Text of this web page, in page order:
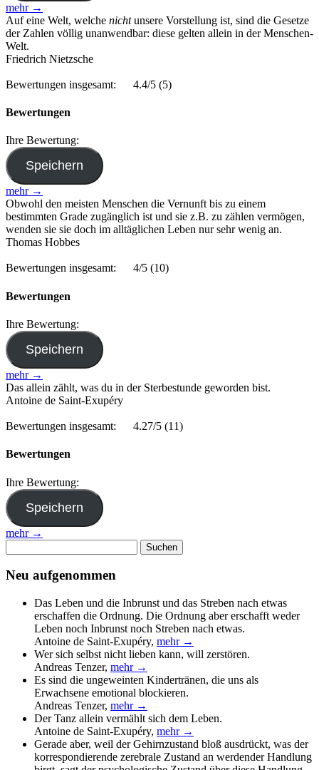
mehr →
Auf eine Welt, welche nichtunsere Vorstellung ist, sind die Gesetze
der Zahlen völlig unanwendbar: diese gelten allein in der Menschen-
Welt.
Friedrich Nietzsche
Bewertungen insgesamt: 4.4/5 (5)
Bewertungen
Ihre Bewertung:
mehr →
Obwohl den meisten Menschen die Vernunft bis zu einem
bestimmten Grade zugänglich ist und sie z.B. zu zählen vermögen,
wenden sie sie doch im alltäglichen Leben nur sehr wenig an.
Thomas Hobbes
Bewertungen insgesamt: 4/5 (10)
Bewertungen
Ihre Bewertung:
mehr →
Das allein zählt, was du in der Sterbestunde geworden bist.
Antoine de Saint-Exupéry
Bewertungen insgesamt: 4.27/5 (11)
Bewertungen
Ihre Bewertung:
mehr →
nach:
Neu aufgenommen
Das Leben und die Inbrunst und das Streben nach etwas
erschaffen die Ordnung. Die Ordnung aber erschafft weder
Leben noch Inbrunst noch Streben nach etwas.
Antoine de Saint-Exupéry, mehr →
Wer sich selbst nicht lieben kann, will zerstören.
Andreas Tenzer, mehr →
Es sind die ungeweinten Kindertränen, die uns als
Erwachsene emotional blockieren.
Andreas Tenzer, mehr →
Der Tanz allein vermählt sich dem Leben.
Antoine de Saint-Exupéry, mehr →
Gerade aber, weil der Gehirnzustand bloß ausdrückt, was der
korrespondierende zerebrale Zustand an werdender Handlung